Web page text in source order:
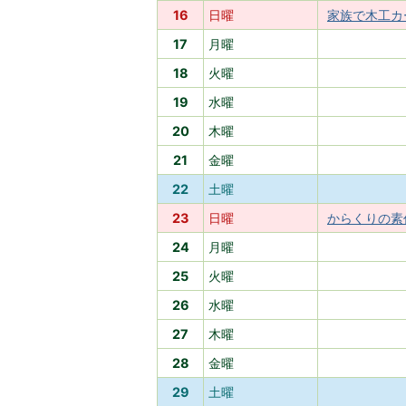
16
日曜
家族で木工カ
17
月曜
18
火曜
19
水曜
20
木曜
21
金曜
22
土曜
23
日曜
からくりの素
24
月曜
25
火曜
26
水曜
27
木曜
28
金曜
29
土曜